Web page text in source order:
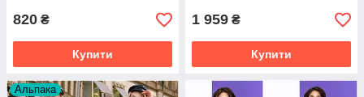
820 ₴
Купити
1 959 ₴
Купити
Альпака